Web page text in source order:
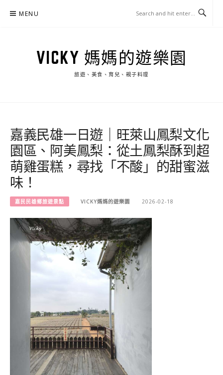
MENU
VICKY 媽媽的遊樂園
旅遊、美食、育兒、親子料理
嘉義民雄一日遊｜旺萊山鳳梨文化
園區、阿美鳳梨：從土鳳梨酥到超
萌雞蛋糕，尋找「不酸」的甜蜜滋
味！
嘉民民雄鄉旅遊景點 VICKY媽媽的遊樂園 2026-02-18